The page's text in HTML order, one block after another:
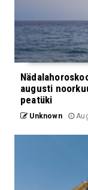
augusti
peatüki
Unknown